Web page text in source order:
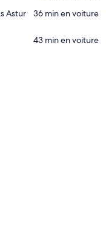
Astur
‪36 min en voiture‬
‪43 min en voiture‬